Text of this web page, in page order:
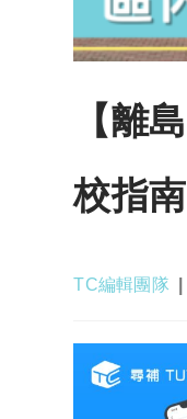
【離
校指南
Post
TC編輯團隊